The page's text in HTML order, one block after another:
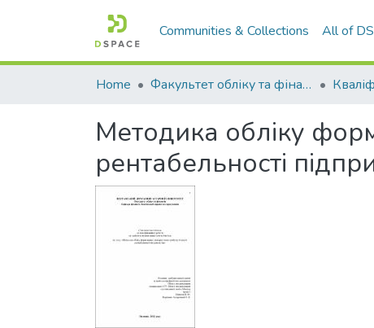
Communities & Collections All of
Home Факультет обліку та фінансів
Методика обліку
рентабельності